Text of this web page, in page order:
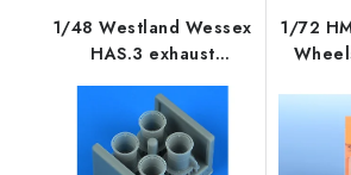
1/48 Westland Wessex
HAS.3 exhaust
recommended for
Italeri
1/72